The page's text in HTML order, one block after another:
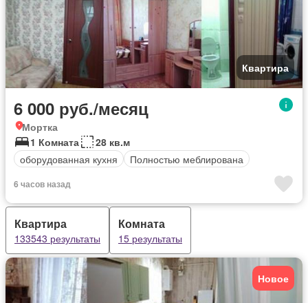
Квартира
6 000 руб./месяц
Мортка
1 Комната
28 кв.м
оборудованная кухня
Полностью меблирована
6 часов назад
Квартира
133543 результаты
Комната
15 результаты
Новое